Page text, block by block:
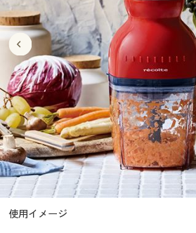
寝具・ベッド
カーテン・ラグ・ファブリック
美容・健康・サプリメント
制服・スクールすべて
制服・学生服
ジュニア・ティーンズ下着
大きいサイズ
大きいサイズ通販すべて
大きいサイズ レディース服
大きいサイズ レディース下着
大きいサイズ メンズ
大きいサイズ 事務・制服
バーゲン
バーゲンセール
シークレットセール
詳細検索
商品カテゴリ一覧
カタログ
カタログ・チラシからのご注文
カーテン・ラグ・ファブリック
制服・学生服
ジュニア・ティーンズ下着
大きいサイズ通販すべて
大きいサイズ レディース服
大きいサイズ レディース下着
大きいサイズ メンズ
大きいサイズ 事務・制服
バーゲン
バーゲンセール
シークレットセール
詳細検索
商品カテゴリ一覧
カタログ
カタログ・チラシからのご注文
デジタルカタログ
使用イメージ